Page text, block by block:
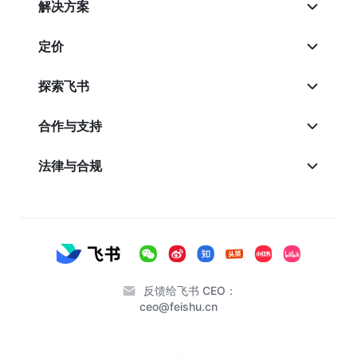
解决方案
定价
探索飞书
合作与支持
法律与合规
反馈给飞书 CEO：
ceo@feishu.cn